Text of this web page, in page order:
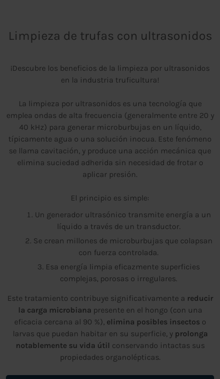
Limpieza de trufas con ultrasonidos
¡Descubre los beneficios de la limpieza por ultrasonidos
en la industria truficultura!
La limpieza por ultrasonidos es una tecnología que
emplea ondas de alta frecuencia (generalmente entre 20 y
40 kHz) para generar microburbujas en un líquido,
típicamente agua o una solución inocua. Este fenómeno
se llama cavitación, y produce una acción mecánica que
elimina suciedad adherida sin necesidad de frotar o
aplicar presión.
El principio es simple:
Un generador ultrasónico transmite energía a un
líquido a través de un transductor.
Se crean millones de microburbujas que colapsan
con fuerza controlada.
Esa energía limpia eficazmente superficies
complejas, porosas o irregulares.
Este tratamiento contribuye significativamente a reducir
la carga microbiana presente en el hongo (con una
eficacia cercana al 90 %), elimina posibles insectos o
larvas que puedan habitar en su superficie, yprolonga
notablemente su vida útil conservando intactas sus
propiedades organolépticas.